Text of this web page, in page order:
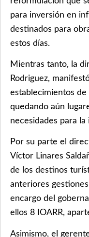
para inversión en
destinados para
estos días.
Mientras tanto, la
Rodriguez,
establecimientos
quedando aún
necesidades para
Por su parte el
Víctor Linares
de los destinos
anteriores
encargo del
ellos 8 IOARR,
Asimismo, el